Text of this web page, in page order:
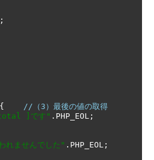
;
//（3）最後の値の取得
]です" . PHP_EOL ;
れませんでした" . PHP_EOL ;